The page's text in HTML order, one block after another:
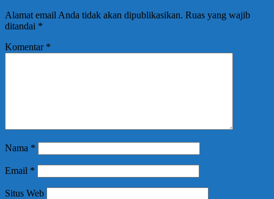
Alamat email Anda tidak akan dipublikasikan. Ruas yang wajib
ditandai *
Komentar *
Nama *
Email *
Situs Web